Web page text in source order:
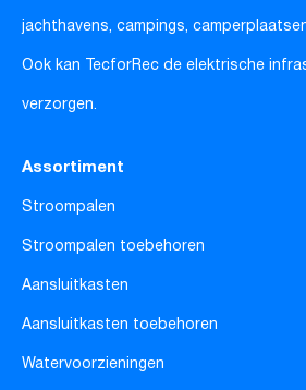
jachthavens, campings,
Ook kan TecforRec de elektrische
verzorgen.
Assortiment
Stroompalen
Stroompalen toebehoren
Aansluitkasten
Aansluitkasten toebehoren
Watervoorzieningen